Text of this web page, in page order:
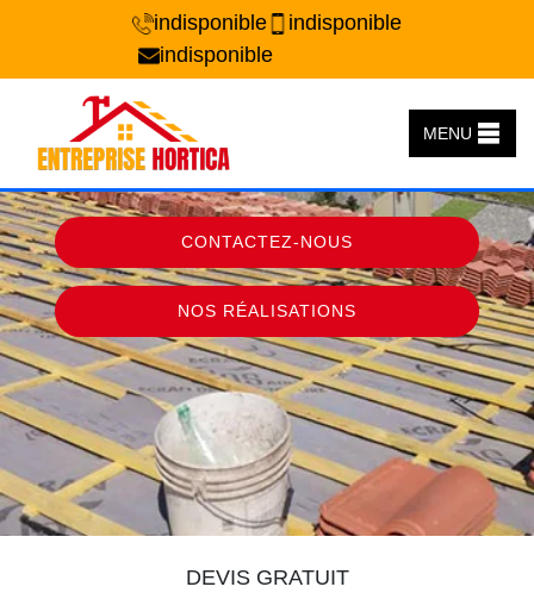
indisponible
indisponible
indisponible
MENU
CONTACTEZ-NOUS
NOS RÉALISATIONS
DEVIS GRATUIT